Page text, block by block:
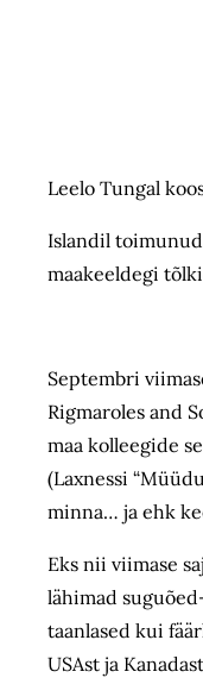
Leelo Tungal
Islandil
maakeeldegi
Septembri
Rigmaroles and
maa kolleegide
(Laxnessi
minna… ja ehk
Eks nii viimase
lähimad
taanlased kui
USAst ja